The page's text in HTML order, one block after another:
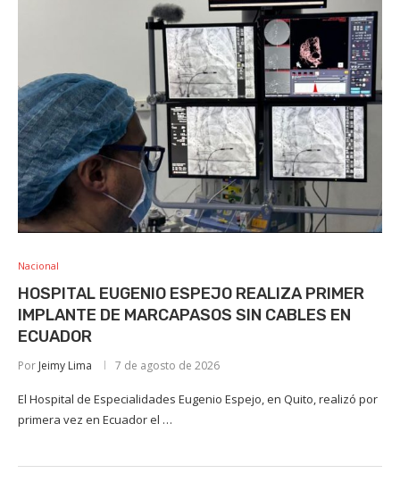
Nacional
HOSPITAL EUGENIO ESPEJO REALIZA PRIMER
IMPLANTE DE MARCAPASOS SIN CABLES EN
ECUADOR
Por Jeimy Lima 7 de agosto de 2026
El Hospital de Especialidades Eugenio Espejo, en Quito, realizó por
primera vez en Ecuador el …